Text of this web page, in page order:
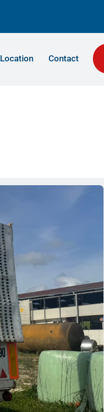
Location Contact